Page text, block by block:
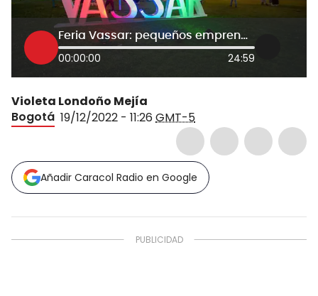
Feria Vassar: pequeños emprendedores denuncian competencia contra grandes marcas
00:00:00 24:59
Violeta Londoño Mejía
Bogotá 19/12/2022 - 11:26 GMT-5
Añadir Caracol Radio en Google